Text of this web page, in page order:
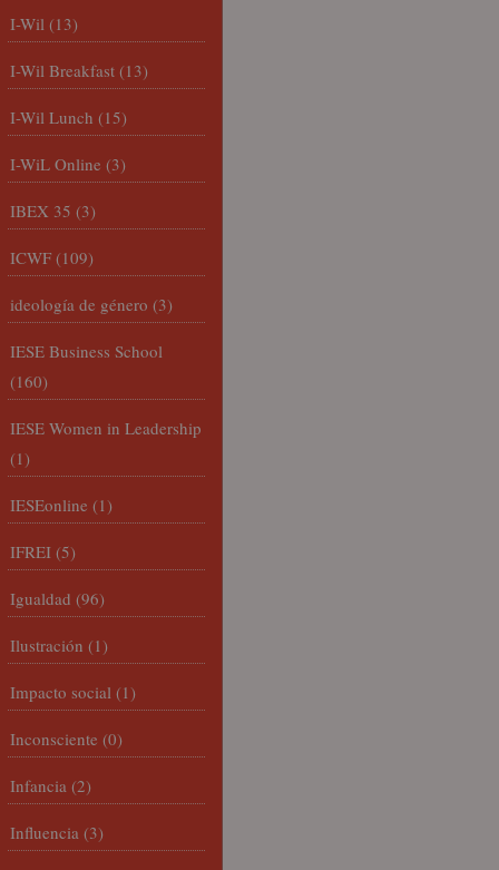
I-Wil (13)
I-Wil Breakfast (13)
I-Wil Lunch (15)
I-WiL Online (3)
IBEX 35 (3)
ICWF (109)
ideología de género (3)
IESE Business School
(160)
IESE Women in Leadership
(1)
IESEonline (1)
IFREI (5)
Igualdad (96)
Ilustración (1)
Impacto social (1)
Inconsciente (0)
Infancia (2)
Influencia (3)